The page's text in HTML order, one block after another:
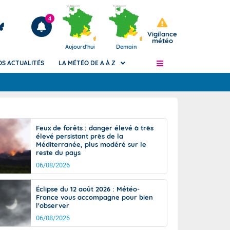
Articles
4
Aujourd'hui Demain
Vigilance
météo
de
Phénomènes dangereux de J+2 à J+7
Avertissement pluies intenses à l'échelle
des communes (Apic)
Bulletins Marine
d'avalanche
Météo des forêts
Vigicrues
ACTUALITÉS LA MÉTÉO DE A À Z
Feux de forêts : danger élevé à très
élevé persistant près de la
Méditerranée, plus modéré sur le
reste du pays
06/08/2026
Éclipse du 12 août 2026 : Météo-
France vous accompagne pour bien
l'observer
06/08/2026